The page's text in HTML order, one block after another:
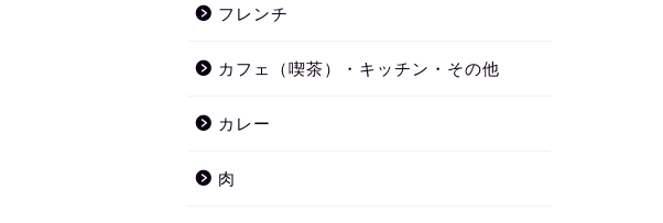
フレンチ
カフェ（喫茶）・キッチン・その他
カレー
肉